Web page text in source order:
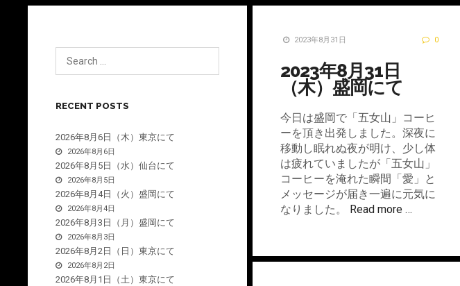
2023年8月31日 0
2023年8月31日
（木）盛岡にて
今日は盛岡で「五女山」コーヒ
ーを頂き出発しました。深夜に
移動し眠れぬ夜が明け、少し体
は疲れていましたが「五女山」
コーヒーを淹れた瞬間「愛」と
メッセージが届き一遍に元気に
なりました。
Read more …
RECENT POSTS
2026年8月6日（木）東京にて
2026年8月6日
2026年8月5日（水）仙台にて
2026年8月5日
2026年8月4日（火）盛岡にて
2026年8月4日
2026年8月3日（月）盛岡にて
2026年8月3日
2026年8月2日（日）東京にて
2026年8月2日
2026年8月1日（土）東京にて